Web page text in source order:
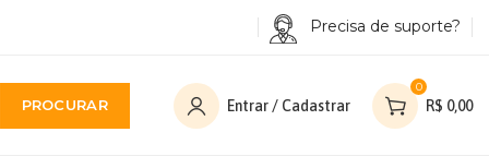
Precisa de suporte?
PROCURAR Entrar / Cadastrar
0
R$ 0,00